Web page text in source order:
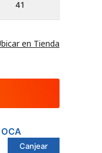
41
en Tienda
Canjear